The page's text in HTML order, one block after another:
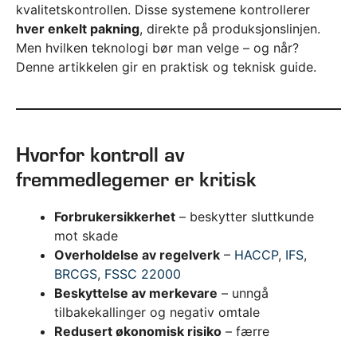
kvalitetskontrollen. Disse systemene kontrollerer
hver enkelt pakning, direkte på produksjonslinjen.
Men hvilken teknologi bør man velge – og når?
Denne artikkelen gir en praktisk og teknisk guide.
Hvorfor kontroll av
fremmedlegemer er kritisk
Forbrukersikkerhet – beskytter sluttkunde
mot skade
Overholdelse av regelverk – HACCP, IFS,
BRCGS, FSSC 22000
Beskyttelse av merkevare – unngå
tilbakekallinger og negativ omtale
Redusert økonomisk risiko – færre